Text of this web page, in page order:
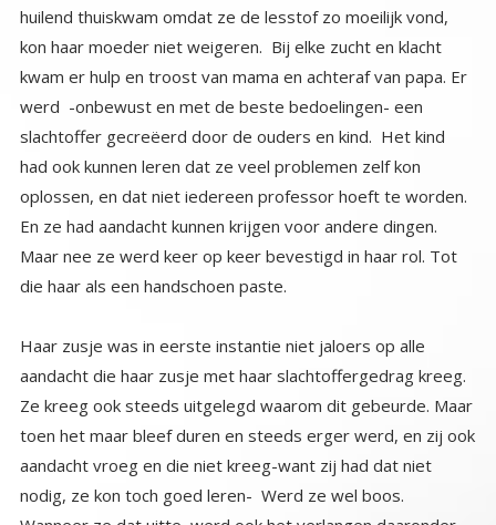
die haar als een handschoen paste.
Haar zusje was in eerste instantie niet jaloers op alle
aandacht die haar zusje met haar slachtoffergedrag kreeg.
Ze kreeg ook steeds uitgelegd waarom dit gebeurde. Maar
toen het maar bleef duren en steeds erger werd, en zij ook
aandacht vroeg en die niet kreeg-want zij had dat niet
nodig, ze kon toch goed leren- Werd ze wel boos.
Wanneer ze dat uitte, werd ook het verlangen daaronder
niet gehoord, maar afgedaan als onaardig en onhebbelijk. Jij
kunt zo goed leren, en je zusje heeft het al zo moeilijk. Elke
dag moest zij zien hoe haar zusje succes had met het
drama wat ze keer op keer creëerde, en hoe haar ouders
er steeds weer met open ogen intuinden. Niemand zag het
drama wat zich werkelijk afspeelde. Een zusje die inmiddels
uitstekend haar rol had geleerd en vol overtuiging steeds